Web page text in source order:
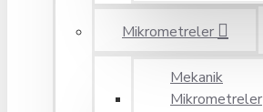
Mikrometreler
Mekanik
Mikrometreler